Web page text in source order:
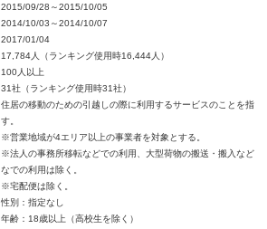
2015/09/28～2015/10/05
2014/10/03～2014/10/07
2017/01/04
17,784人（ランキング使用時16,444人）
100人以上
31社（ランキング使用時31社）
住居の移動のための引越しの際に利用するサービスのことを指
す。
※営業地域が4エリア以上の事業者を対象とする。
※法人の事務所移転などでの利用、大型荷物の搬送・搬入など
なでの利用は除く。
※宅配便は除く。
性別：指定なし
年齢：18歳以上（高校生を除く）